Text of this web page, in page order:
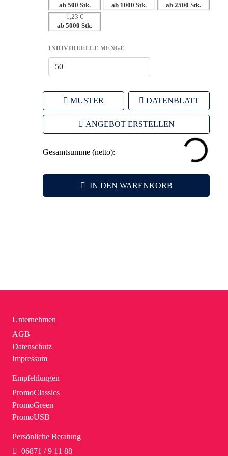
– Vielseitige Farboptionen für eine individuelle Gestaltung.
ab 500 Stk. ab 1000 Stk. ab 2500 Stk.
1,23 €
ab 5000 Stk.
INDIVIDUELLE MENGE
MUSTER DATENBLATT
ANGEBOT ERSTELLEN
Gesamtsumme (netto):
IN DEN WARENKORB
Unternehmen
AGB
Datenschutz
Impressum
Empfehlungen
PromoClassics
PromoGreen
PromoUSB
Persönliche Beratung
06871 / 9 11 88